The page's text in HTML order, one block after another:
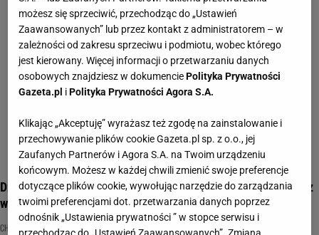
Dziś Dzień Osób Dializowanych. Sprawdź w QUIZIE, czy wiesz
wszystko o nerkach!
CHOROBA DIALIZA NERKI
możesz się sprzeciwić, przechodząc do „Ustawień
Zaawansowanych” lub przez kontakt z administratorem – w
zależności od zakresu sprzeciwu i podmiotu, wobec którego
jest kierowany. Więcej informacji o przetwarzaniu danych
osobowych znajdziesz w dokumenciePolityka Prywatności
Gazeta.pl iPolityka Prywatności Agora S.A.
Klikając „Akceptuję” wyrażasz też zgodę na zainstalowanie i
przechowywanie plików cookie Gazeta.pl sp. z o.o., jej
Zaufanych Partnerów i Agora S.A. na Twoim urządzeniu
końcowym. Możesz w każdej chwili zmienić swoje preferencje
dotyczące plików cookie, wywołując narzędzie do zarządzania
twoimi preferencjami dot. przetwarzania danych poprzez
odnośnik „Ustawienia prywatności ” w stopce serwisu i